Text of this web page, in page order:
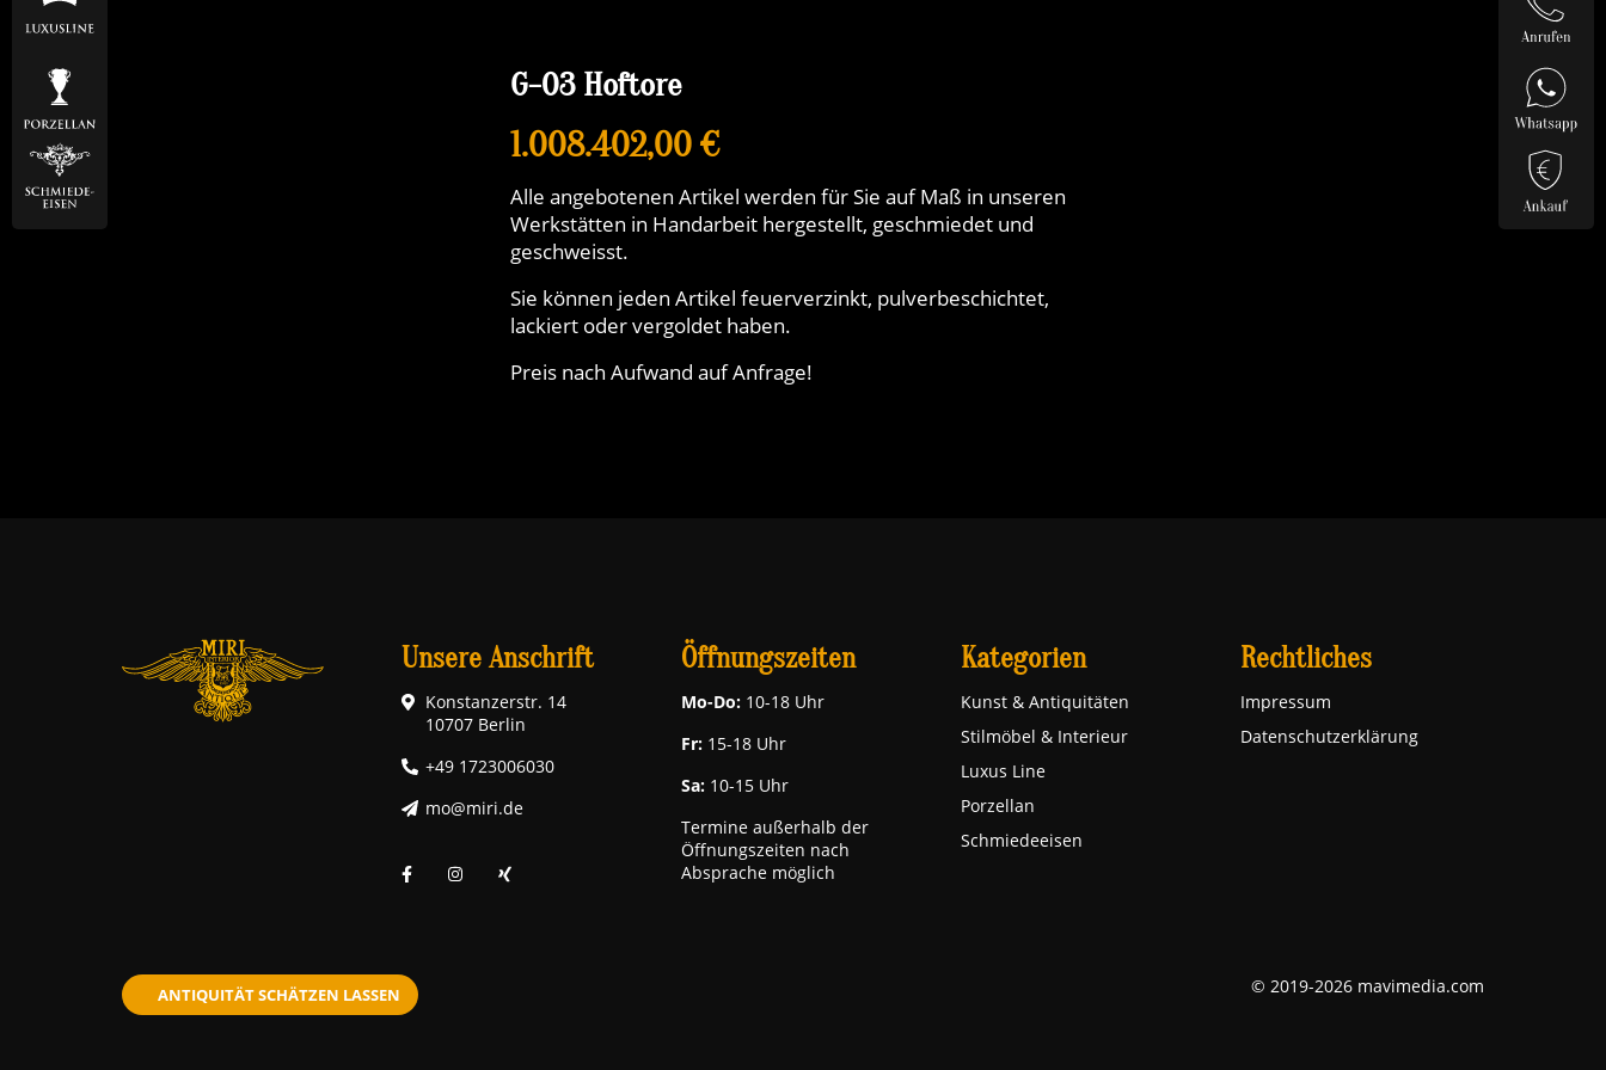
G-03 Hoftore
1.008.402,00 €
Alle angebotenen Artikel werden für Sie auf Maß in unseren
Werkstätten in Handarbeit hergestellt, geschmiedet und
geschweisst.
Sie können jeden Artikel feuerverzinkt, pulverbeschichtet,
lackiert oder vergoldet haben.
Preis nach Aufwand auf Anfrage!
Unsere Anschrift
Konstanzerstr. 14
10707 Berlin
+49 1723006030
mo@miri.de
Öffnungszeiten
Mo-Do: 10-18 Uhr
Fr: 15-18 Uhr
Sa: 10-15 Uhr
Termine außerhalb der
Öffnungszeiten nach
Absprache möglich
Kategorien
Kunst & Antiquitäten
Stilmöbel & Interieur
Luxus Line
Porzellan
Schmiedeeisen
Rechtliches
Impressum
Datenschutzerklärung
ANTIQUITÄT SCHÄTZEN LASSEN © 2019-2026 mavimedia.com